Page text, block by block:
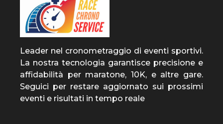
Leader nel cronometraggio di eventi sportivi.
La nostra tecnologia garantisce precisione e
affidabilità per maratone, 10K, e altre gare.
Seguici per restare aggiornato sui prossimi
eventi e risultati in tempo reale